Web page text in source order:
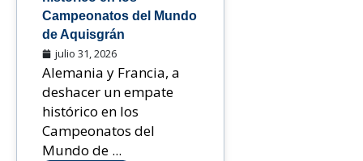
Campeonatos del Mundo
de Aquisgrán
julio 31, 2026
Alemania y Francia, a
deshacer un empate
histórico en los
Campeonatos del
Mundo de ...